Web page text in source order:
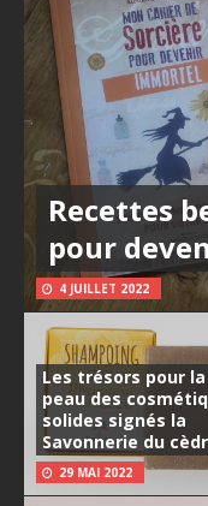
Recettes
pour
4 JUILLET 2022
Les trésors pour la
peau des
solides signés la
Savonnerie du
29 MAI 2022